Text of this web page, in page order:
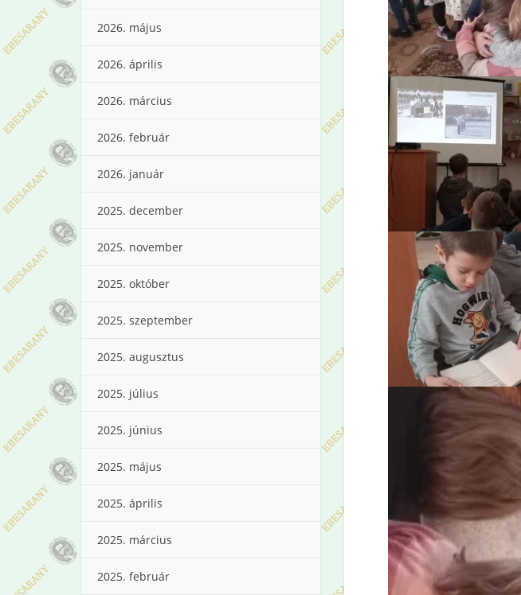
2026. május
2026. április
2026. március
2026. február
2026. január
2025. december
2025. november
2025. október
2025. szeptember
2025. augusztus
2025. július
2025. június
2025. május
2025. április
2025. március
2025. február